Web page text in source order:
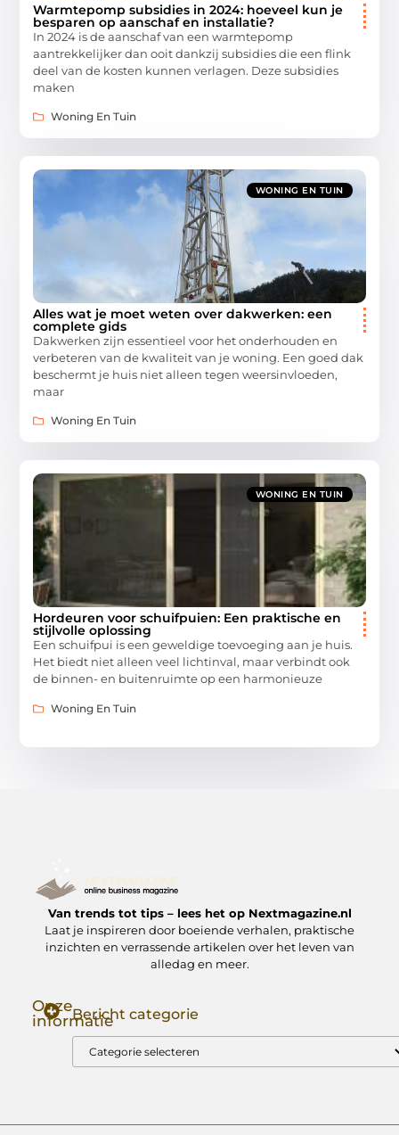
Warmtepomp subsidies in 2024: hoeveel kun je
besparen op aanschaf en installatie?
In 2024 is de aanschaf van een warmtepomp
aantrekkelijker dan ooit dankzij subsidies die een flink
deel van de kosten kunnen verlagen. Deze subsidies
maken
Woning En Tuin
WONING EN TUIN
Alles wat je moet weten over dakwerken: een
complete gids
Dakwerken zijn essentieel voor het onderhouden en
verbeteren van de kwaliteit van je woning. Een goed dak
beschermt je huis niet alleen tegen weersinvloeden,
maar
Woning En Tuin
WONING EN TUIN
Hordeuren voor schuifpuien: Een praktische en
stijlvolle oplossing
Een schuifpui is een geweldige toevoeging aan je huis.
Het biedt niet alleen veel lichtinval, maar verbindt ook
de binnen- en buitenruimte op een harmonieuze
Woning En Tuin
Van trends tot tips – lees het op Nextmagazine.nl
Laat je inspireren door boeiende verhalen, praktische
inzichten en verrassende artikelen over het leven van
alledag en meer.
Onze
informatieBericht categorie